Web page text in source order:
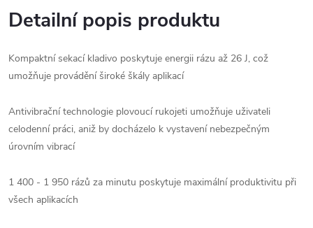
Detailní popis produktu
Kompaktní sekací kladivo poskytuje energii rázu až 26 J, což
umožňuje provádění široké škály aplikací
Antivibrační technologie plovoucí rukojeti umožňuje uživateli
celodenní práci, aniž by docházelo k vystavení nebezpečným
úrovním vibrací
1 400 - 1 950 rázů za minutu poskytuje maximální produktivitu při
všech aplikacích